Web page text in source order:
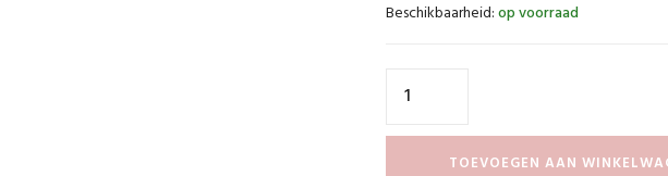
Beschikbaarheid:op voorraad
TOEVOEGEN AAN